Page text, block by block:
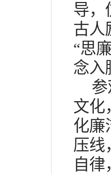
导，
古人
“思
念入
文化
化廉
压线
自